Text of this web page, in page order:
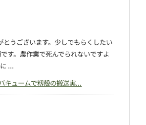
とうございます。少しでもらくしたい
す。農作業で死んでられないですよ
...
キュームで籾殻の搬送実...